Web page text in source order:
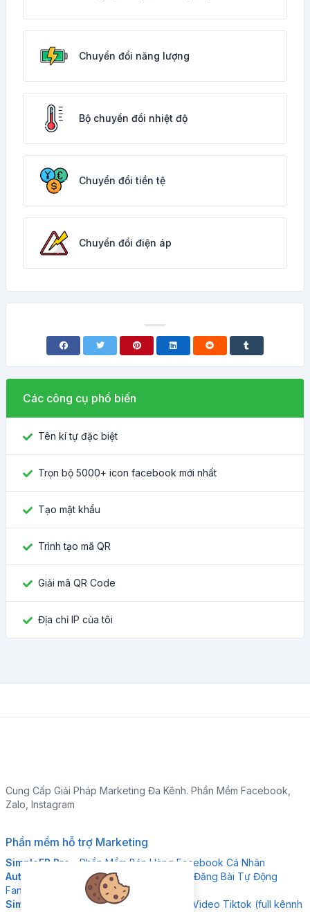
Chuyển đổi năng lượng
Bộ chuyển đổi nhiệt độ
Chuyển đổi tiền tệ
Chuyển đổi điện áp
Các công cụ phổ biến
Tên kí tự đặc biệt
Trọn bộ 5000+ icon facebook mới nhất
Tạo mật khẩu
Trình tạo mã QR
Giải mã QR Code
Địa chỉ IP của tôi
Cung Cấp Giải Pháp Marketing Đa Kênh. Phần Mềm Facebook,
Zalo, Instagram
Phần mềm hỗ trợ Marketing
SimpleFB Pro
- Phần Mềm Bán Hàng Facebook Cá Nhân
Auto Viral Content- Phần Mềm Đặt Lịch Đăng Bài Tự Động
Fanpage
Simple Tikdown
- Phần Mềm Download Video Tiktok (full kênnh